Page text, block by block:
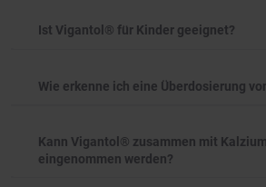
Ist Vigantol® für Kinder geeignet?
Wie erkenne ich eine Überdosierung
Kann Vigantol® zusammen mit Kalzium
eingenommen werden?